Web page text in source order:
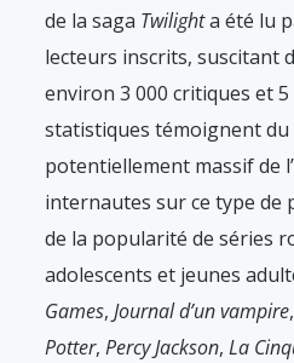
de la saga Twilighta été lu
lecteurs inscrits, suscitant
environ 3 000 critiques et
statistiques témoignent du
potentiellement massif de
internautes sur ce type de
de la popularité de séries
adolescents et jeunes
Games, Journal d’un vampire,
Potter, Percy Jackson, La